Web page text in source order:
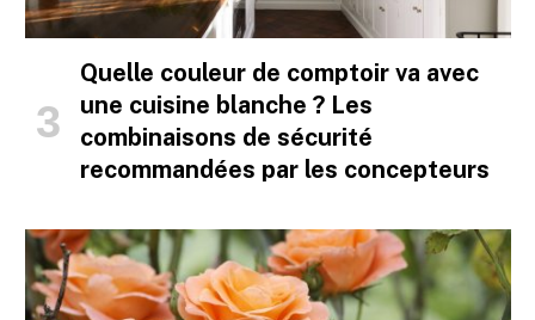
Quelle couleur de comptoir va avec
une cuisine blanche ? Les
combinaisons de sécurité
recommandées par les concepteurs